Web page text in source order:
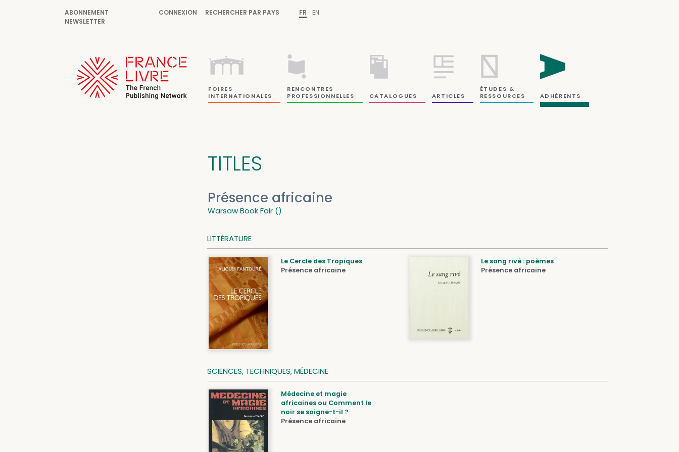
ABONNEMENT
NEWSLETTER
CONNEXION RECHERCHER PAR PAYS FR EN
FOIRES
INTERNATIONALES
RENCONTRES
PROFESSIONNELLES
CATALOGUES ARTICLES
ÉTUDES &
RESSOURCES
ADHÉRENTS
TITLES
Présence africaine
Warsaw Book Fair ()
LITTÉRATURE
Le Cercle des Tropiques
Présence africaine
Le sang rivé : poèmes
Présence africaine
SCIENCES, TECHNIQUES, MÉDECINE
Médecine et magie
africaines ou Comment le
noir se soigne-t-il ?
Présence africaine